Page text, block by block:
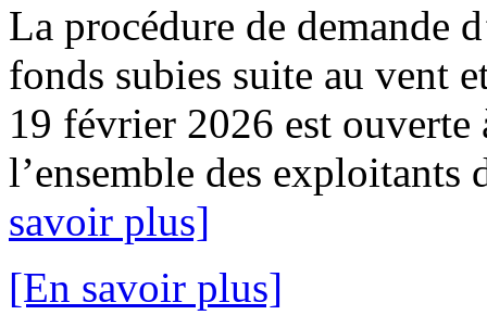
La procédure de demande
fonds subies suite au vent
19 février 2026 est
l’ensemble des exploitants
savoir plus]
[En savoir plus]